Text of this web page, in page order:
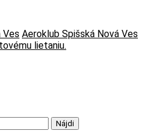
Aeroklub Spišská Nová Ves
lietaniu.